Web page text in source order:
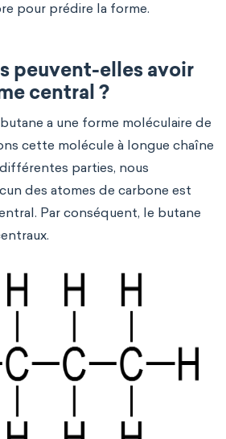
pour prédire la forme.
peuvent-elles avoir
central ?
a une forme moléculaire de
cette molécule à longue chaîne
parties, nous
des atomes de carbone est
Par conséquent, le butane